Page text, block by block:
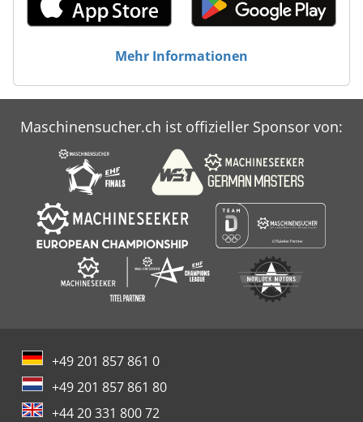
Mehr Informationen
Maschinensucher.ch ist offizieller Sponsor von:
+49 201 857 861 0
+49 201 857 861 80
+44 20 331 800 72